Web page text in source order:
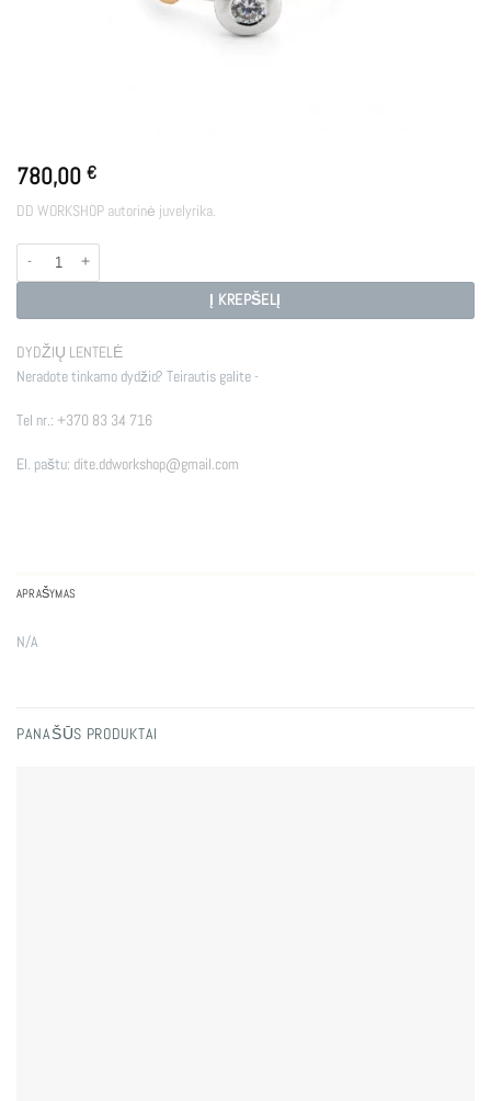
780,00 €
DD WORKSHOP autorinė juvelyrika.
produkto kiekis: STELLAR GO
Į KREPŠELĮ
DYDŽIŲ LENTELĖ
Neradote tinkamo dydžio? Teirautis galite -
Tel nr.: +370 83 34 716
El. paštu: dite.ddworkshop@gmail.com
APRAŠYMAS
N/A
PANAŠŪS PRODUKTAI